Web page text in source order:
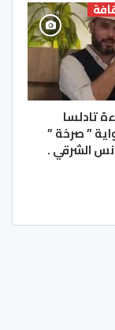
تادلسا
” صرخة ”
الشرقي .